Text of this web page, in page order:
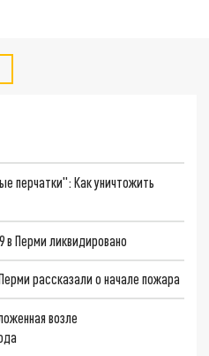
перчатки": Как уничтожить
Перми ликвидировано
рассказали о начале пожара
возле